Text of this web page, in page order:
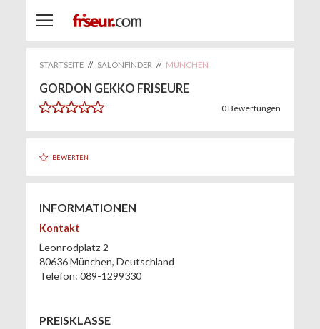
STARTSEITE // SALONFINDER // MÜNCHEN
GORDON GEKKO FRISEURE
0Bewertungen
BEWERTEN
INFORMATIONEN
Kontakt
Leonrodplatz 2
80636München, Deutschland
Telefon: 089-1299330
PREISKLASSE